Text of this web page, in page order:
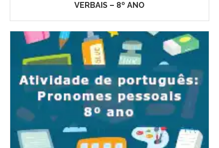
VERBAIS – 8º ANO